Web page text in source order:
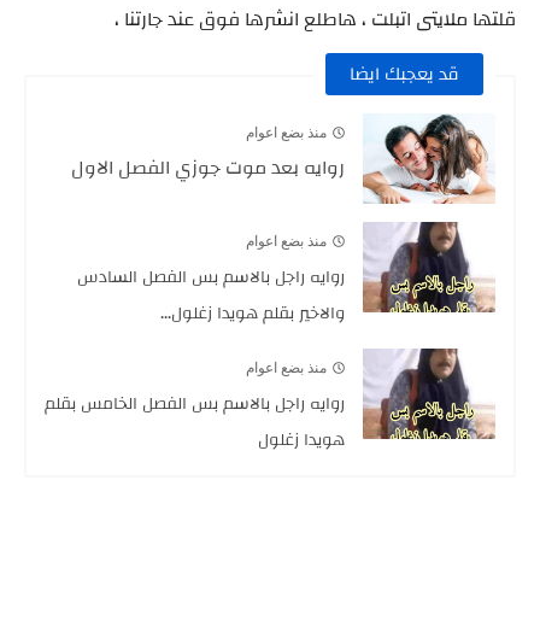
قلتها ملايتى اتبلت ، هاطلع انشرها فوق عند جارتنا ،
قد يعجبك ايضا
منذ بضع اعوام
روايه بعد موت جوزي الفصل الاول
منذ بضع اعوام
روايه راجل بالاسم بس الفصل السادس
والاخير بقلم هويدا زغلول...
منذ بضع اعوام
روايه راجل بالاسم بس الفصل الخامس بقلم
هويدا زغلول